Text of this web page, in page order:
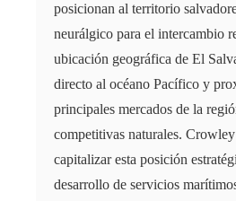
posicionan al territorio
neurálgico para el intercambio
ubicación geográfica de El
directo al océano Pacífico y
principales mercados de la
competitivas naturales.
capitalizar esta posición
desarrollo de servicios